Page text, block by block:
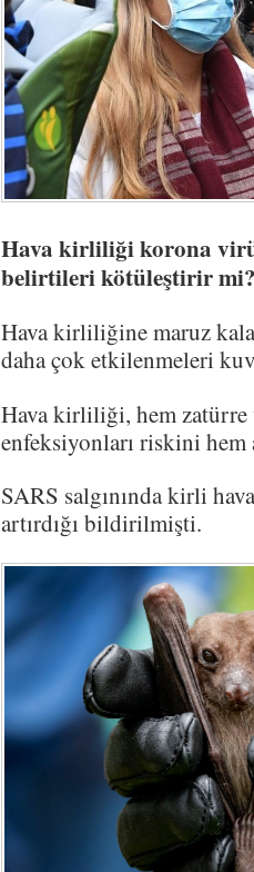
Hava kirliliği korona
belirtileri kötüleştirir
Hava kirliliğine maruz
daha çok etkilenmeleri
Hava kirliliği, hem zatürre
enfeksiyonları riskini hem
SARS salgınında kirli
artırdığı bildirilmişti.